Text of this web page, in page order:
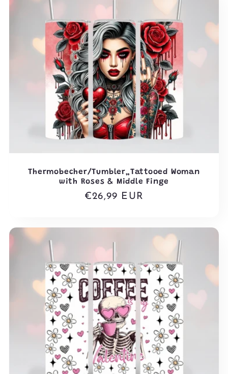
Thermobecher/Tumbler„Tattooed Woman
with Roses & Middle Finge
Normaler
€26,99 EUR